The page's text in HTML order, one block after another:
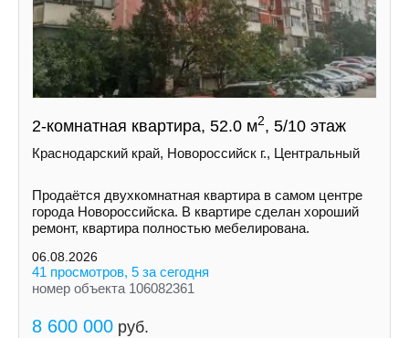
2-комнатная квартира, 52.0 м2, 5/10 этаж
Краснодарский край, Новороссийск г., Центральный
Продаётся двухкомнатная квартира в самом центре
города Новороссийска. В квартире сделан хороший
ремонт, квартира полностью мебелирована.
06.08.2026
41 просмотров, 5 за сегодня
номер объекта 106082361
8 600 000 руб.